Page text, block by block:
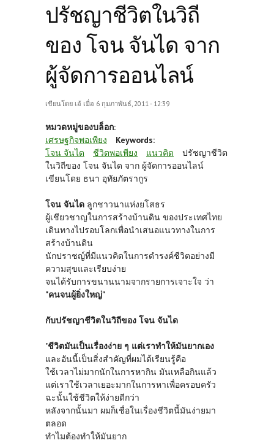
ปรัชญาชีวิตในวิถี
ของ โจน จันได จาก
ผู้จัดการออนไลน์
เขียนโดย เอ้ เมื่อ 6 กุมภาพันธ์, 2011 - 12:39
หมวดหมู่ของบล็อก:
เศรษฐกิจพอเพียง
Keywords:
โจน จันได
ชีวิตพอเพียง แนวคิด
ปรัชญาชีวิต
ในวิถีของ โจน จันได จาก ผู้จัดการออนไลน์
เขียนโดย ธนา อุทัยภัตรากูร
โจน จันได ลูกชาวนาแห่งยโสธร
ผู้เชียวชาญในการสร้างบ้านดิน ของประเทศไทย
เดินทางไปรอบโลกเพื่อนำเสนอแนวทางในการ
สร้างบ้านดิน
นักปราชญ์ที่มีแนวคิดในการดำรงค์ชีวิตอย่างมี
ความสุขและเรียบง่าย
จนได้รับการขนานนามจากรายการเจาะใจ ว่า
"คนจนผู้ยิ่งใหญ่"
กับปรัชญาชีวิตในวิถีของ โจน จันได
"ชีวิตมันเป็นเรื่องง่าย ๆ แต่เราทำให้มันยากเอง
และอันนี้เป็นสิ่งสำคัญที่ผมได้เรียนรู้คือ
ใช้เวลาไม่มากนักในการหากิน มันเหลือกินแล้ว
แต่เราใช้เวลาเยอะมากในการหาเพื่อครอบครัว
ฉะนั้นใช้ชีวิตให้ง่ายดีกว่า
หลังจากนั้นมา ผมก็เชื่อในเรื่องชีวิตนี้มันง่ายมา
ตลอด
ทำไมต้องทำให้มันยาก